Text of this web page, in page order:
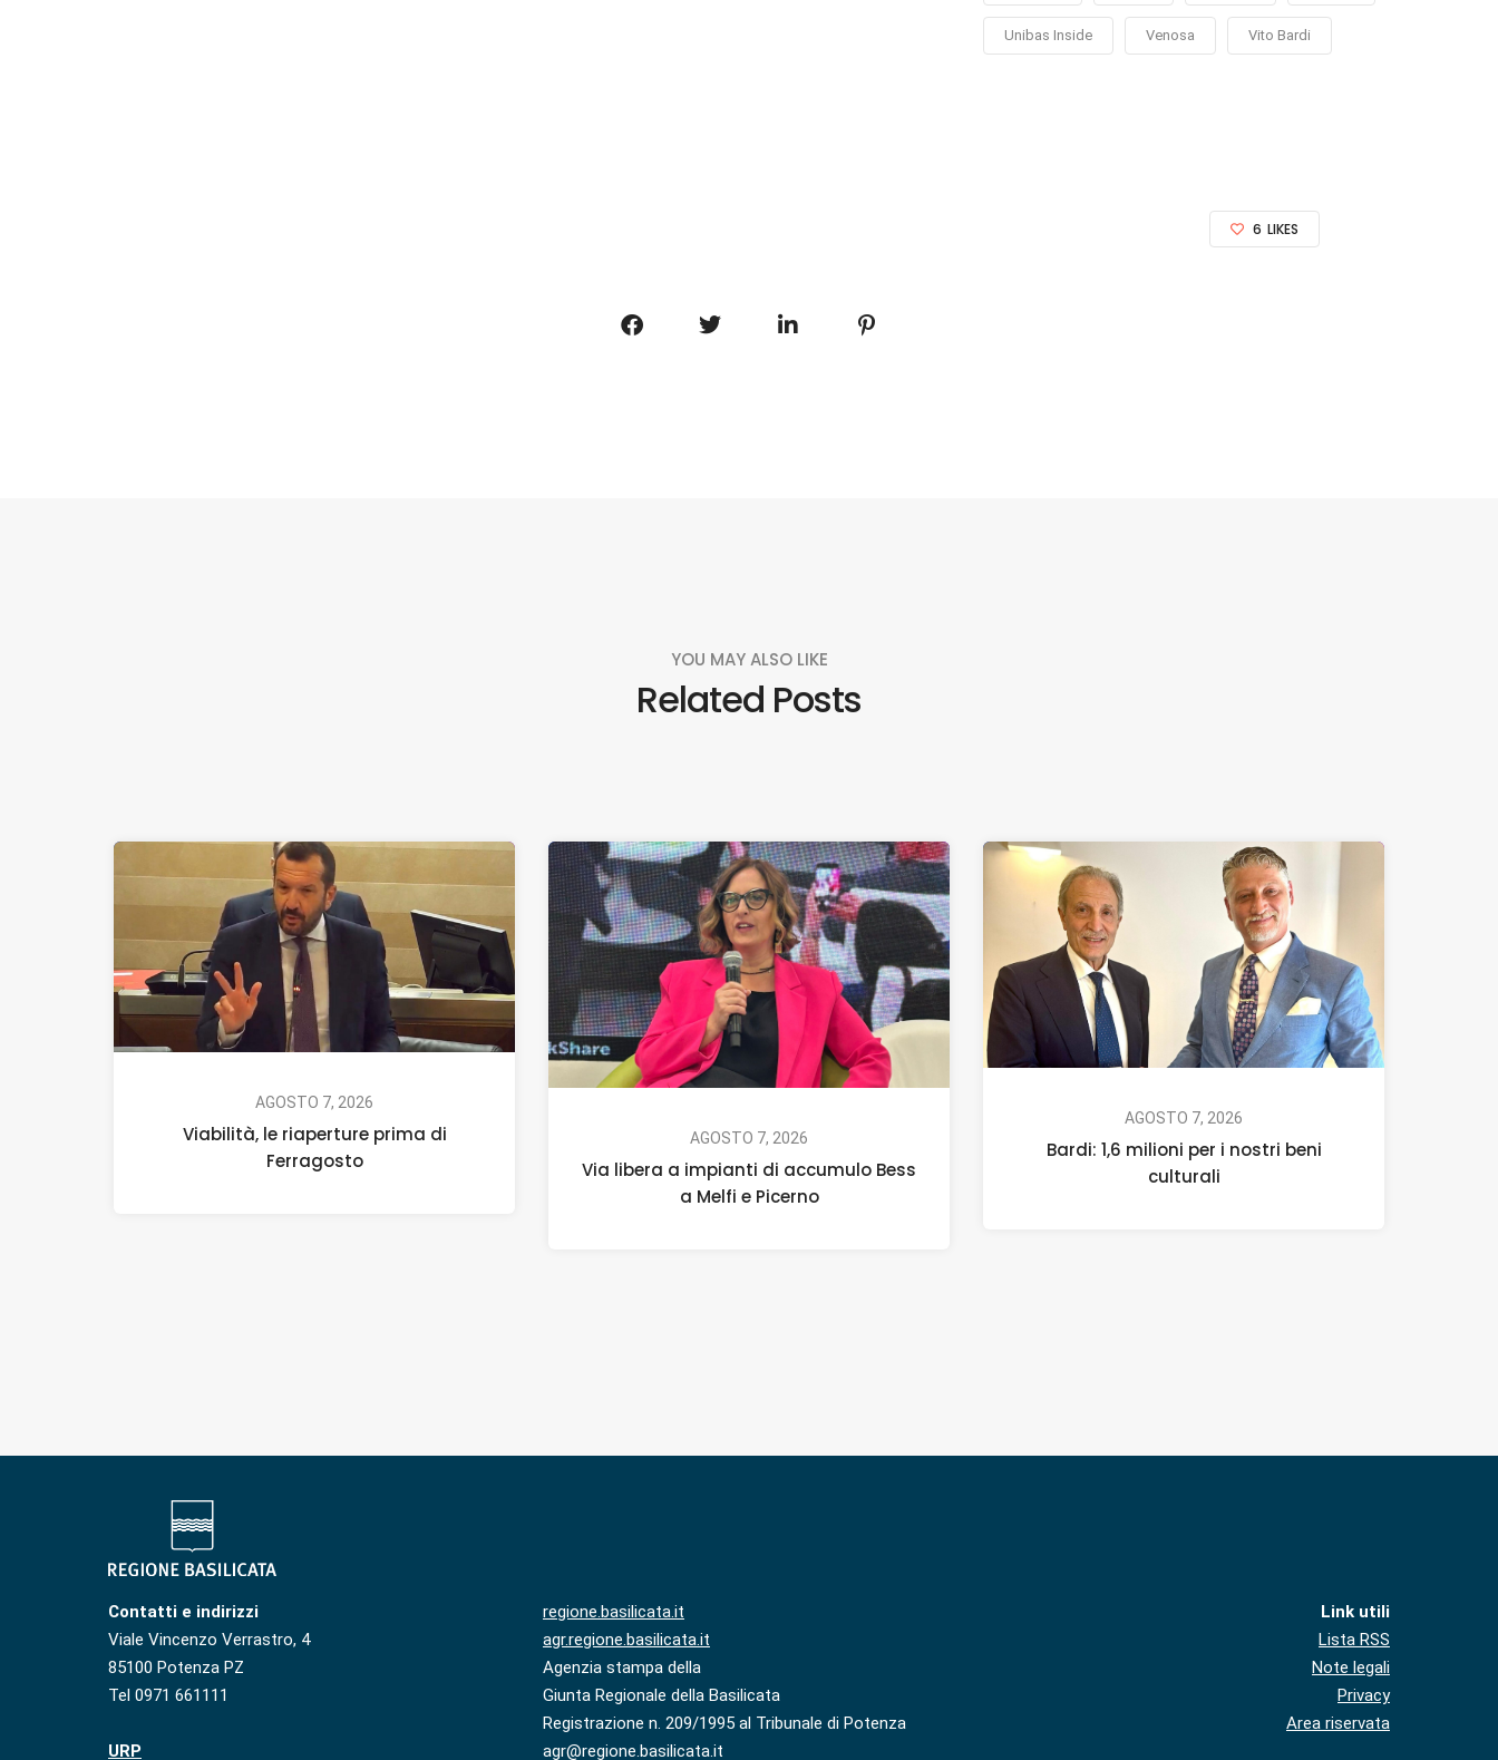
Unibas Inside Venosa Vito Bardi
6 LIKES
YOU MAY ALSO LIKE
Related Posts
AGOSTO 7, 2026
Viabilità, le riaperture prima di
Ferragosto
AGOSTO 7, 2026
Via libera a impianti di accumulo Bess
a Melfi e Picerno
AGOSTO 7, 2026
Bardi: 1,6 milioni per i nostri beni
culturali
Contatti e indirizzi
Viale Vincenzo Verrastro, 4
85100 Potenza PZ
Tel 0971 661111
URP
regione.basilicata.it
agr.regione.basilicata.it
Agenzia stampa della
Giunta Regionale della Basilicata
Registrazione n. 209/1995 al Tribunale di Potenza
agr@regione.basilicata.it
Link utili
Lista RSS
Note legali
Privacy
Area riservata